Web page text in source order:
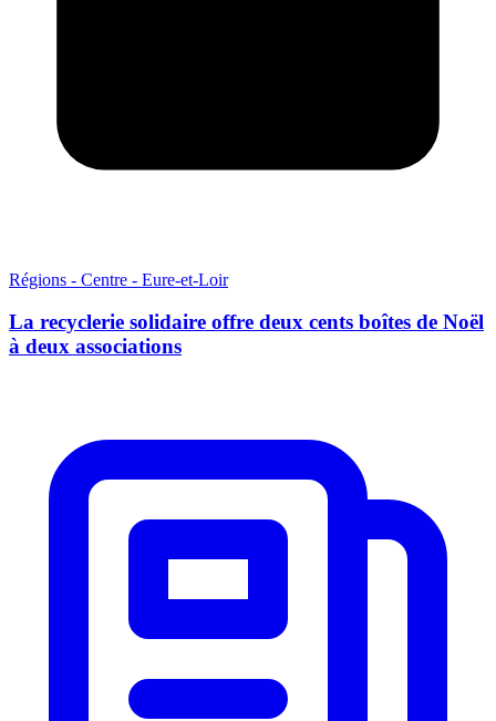
Régions - Centre - Eure-et-Loir
La recyclerie solidaire offre deux cents boîtes de Noël
à deux associations